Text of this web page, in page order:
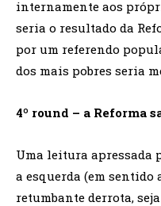
internamente aos
seria o resultado da
por um referendo
dos mais pobres seria
4º round – a Reforma
Uma leitura apressada
a esquerda (em sentido
retumbante derrota,